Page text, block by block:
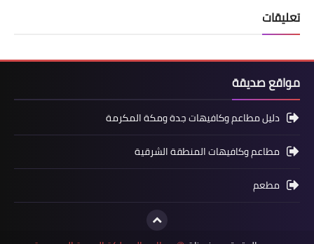
تعليقات
مواقع صديقة
دليل مطاعم وكافيهات جدة ومكة المكرمة
مطاعم وكافيهات المنطقة الشرقية
مطعم